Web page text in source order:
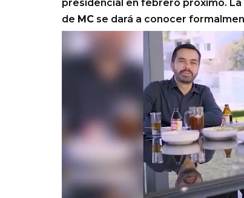
presidencial en febrero próximo.
de MC se dará a conocer